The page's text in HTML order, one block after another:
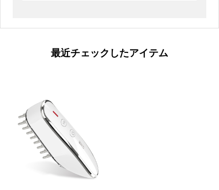
最近チェックしたアイテム